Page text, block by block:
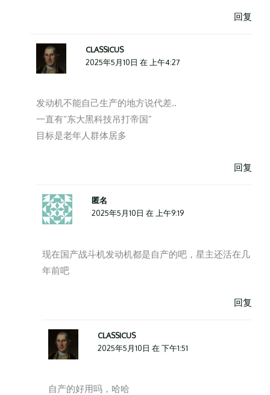
回复
CLASSICUS
2025年5月10日 在 上午4:27
发动机不能自己生产的地方说代差..
一直有“东大黑科技吊打帝国”
目标是老年人群体居多
回复
匿名
2025年5月10日 在 上午9:19
现在国产战斗机发动机都是自产的吧，星主还活在几
年前吧
回复
CLASSICUS
2025年5月10日 在 下午1:51
自产的好用吗，哈哈